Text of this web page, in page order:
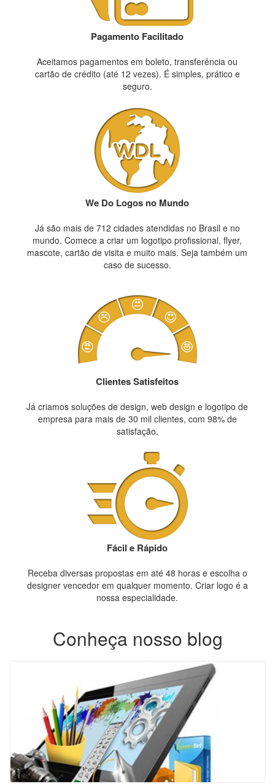
Pagamento Facilitado
Aceitamos pagamentos em boleto, transferência ou
cartão de crédito (até 12 vezes). É simples, prático e
seguro.
We Do Logos no Mundo
Já são mais de 712 cidades atendidas no Brasil e no
mundo. Comece a criar um logotipo profissional, flyer,
mascote, cartão de visita e muito mais. Seja também um
caso de sucesso.
Clientes Satisfeitos
Já criamos soluções de design, web design e logotipo de
empresa para mais de 30 mil clientes, com 98% de
satisfação.
Fácil e Rápido
Receba diversas propostas em até 48 horas e escolha o
designer vencedor em qualquer momento. Criar logo é a
nossa especialidade.
Conheça nosso blog